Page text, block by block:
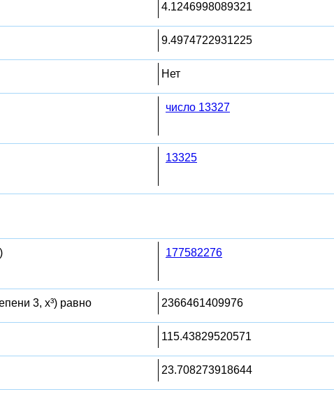
4.1246998089321
9.4974722931225
Нет
число 13327
13325
177582276
3, x³) равно 2366461409976
115.43829520571
23.708273918644